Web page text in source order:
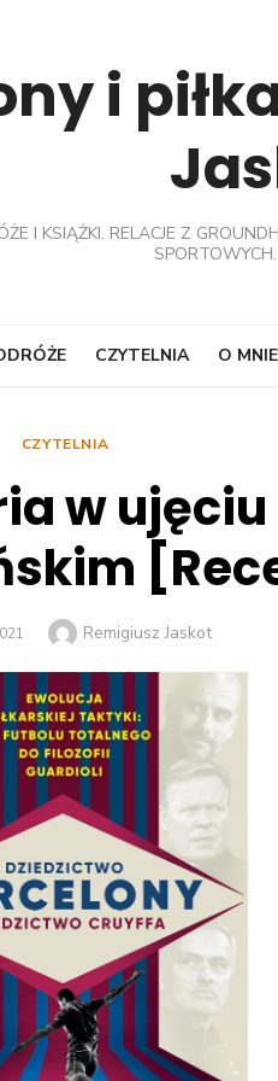
i
I KSIĄŻKI. RELACJE Z
CZYTELNIA O
CZYTELNIA
w ujęciu
Author
Remigiusz Jaskot